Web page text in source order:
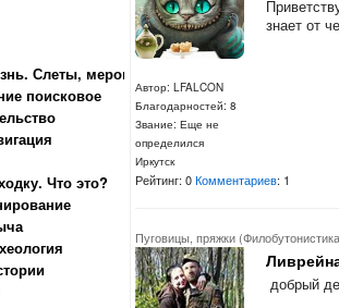
Автор: LFALCON
Благодарностей: 8
Звание: Еще не
определился
Иркутск
знает от
Рейтинг: 0Комментариев: 1
Пуговицы, пряжки
добрый
Слеты, мероприятия
поисковое
Что это?